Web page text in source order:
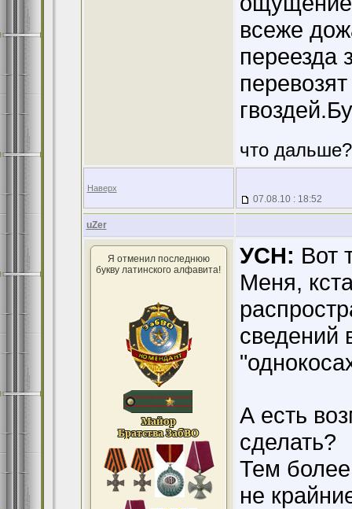
всеже
переезда
что дальше?
Наверх
07.08.10 : 18:52
uZer
Я отменил последнюю
букву латинского алфавита!
УСН: Вот
Меня,
сведений
А есть
сделать?
Тем
не